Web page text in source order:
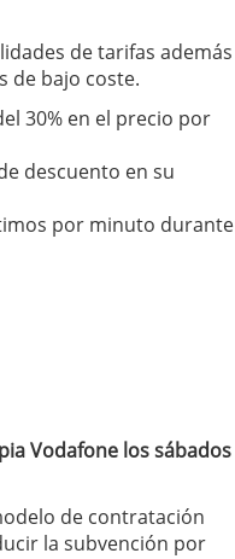
de tarifas además
de bajo coste.
30% en el precio por
descuento en su
por minuto durante
Vodafone los sábados
de contratación
la subvención por